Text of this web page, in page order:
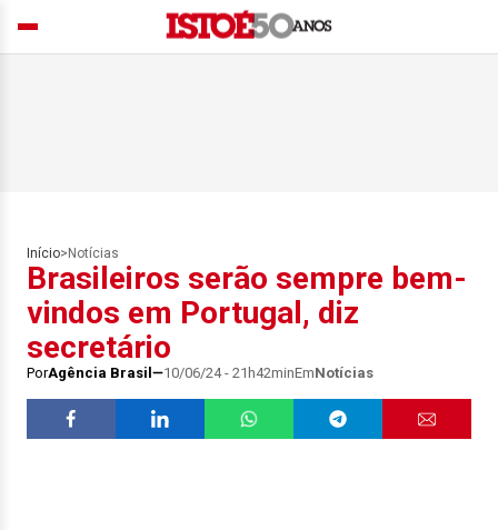
Início> Notícias
Brasileiros serão sempre bem-
vindos em Portugal, diz
secretário
PorAgência Brasil 10/06/24 - 21h42minEmNotícias